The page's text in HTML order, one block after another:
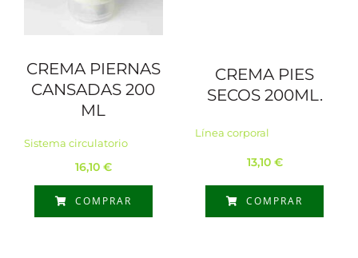
CREMA PIERNAS
CANSADAS 200
ML
Sistema circulatorio
16,10 €
COMPRAR
CREMA PIES
SECOS 200ML.
Línea corporal
13,10 €
COMPRAR